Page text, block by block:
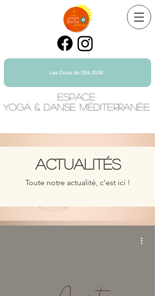
Les Cours de l'Eté 2026
Espace
Yoga & Danse Méditerranée
ACTUALITés
Toute notre actualité, c'est ici !